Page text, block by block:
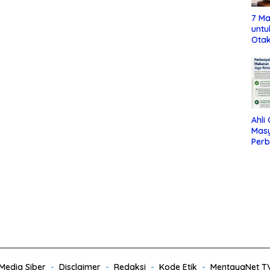
7
Ahli
Siber Disclaimer Redaksi Kode Etik MentayaNet